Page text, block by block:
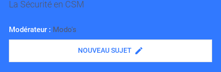
La Sécurité en CSM
Modérateur : Modo's
NOUVEAU SUJET